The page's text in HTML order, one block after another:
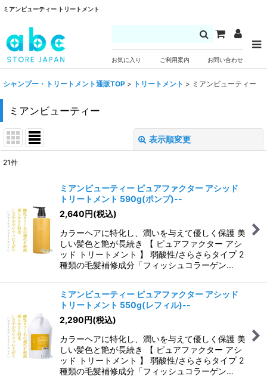
ミアンビューティー トリートメント
お気に入り ご利用案内 お問い合わせ
シャンプー・トリートメント通販TOP > トリートメント > ミアンビューティー
ミアンビューティー
表示順変更
並び順:
絞り込む
21件
ミアンビューティー ピュアファクター アシッド
トリートメント 590g(ポンプ)--
2,640円(税込)
カラーヘアに特化し、潤いを与えて優しく保護 美
しい髪色と艶が長続き 【 ピュアファクター アシ
ッド トリートメント 】 弱酸性/さらさらタイプ 2
種類の毛髪補修成分「フィッシュコラーゲン…
ミアンビューティー ピュアファクター アシッド
トリートメント 550g(レフィル)--
2,290円(税込)
カラーヘアに特化し、潤いを与えて優しく保護 美
しい髪色と艶が長続き 【 ピュアファクター アシ
ッド トリートメント 】 弱酸性/さらさらタイプ 2
種類の毛髪補修成分「フィッシュコラーゲン…